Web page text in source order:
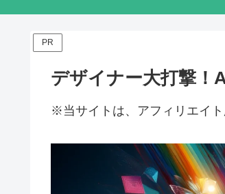
PR
デザイナー大打撃！
※当サイトは、アフィリエイ